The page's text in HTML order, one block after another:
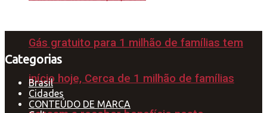
Gás gratuito para 1 milhão de famílias tem
início hoje, Cerca de 1 milhão de famílias
Categorias
Brasil
Cidades
CONTEÚDO DE MARCA